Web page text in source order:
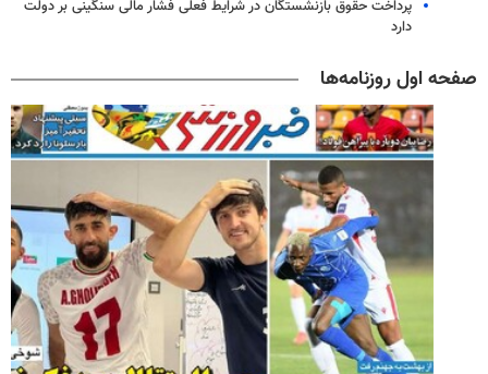
پرداخت حقوق بازنشستگان در شرایط فعلی فشار مالی سنگینی بر دولت
دارد
صفحه اول روزنامه‌ها